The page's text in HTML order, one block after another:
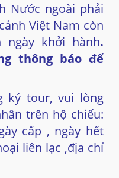
Nước ngoài phải
Việt Nam còn
khởi hành.
thông báo để
ký tour, vui lòng
trên hộ chiếu:
cấp , ngày hết
liên lạc ,địa chỉ